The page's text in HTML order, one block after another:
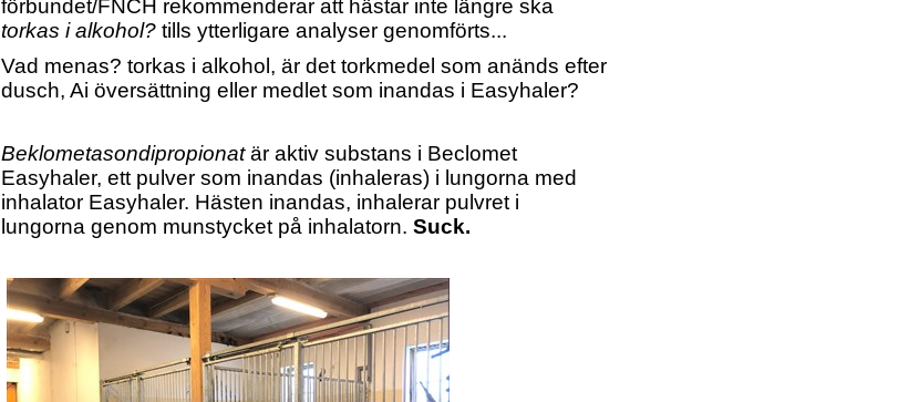
förbundet/FNCH rekommenderar att hästar inte längre ska
torkas i alkohol? tills ytterligare analyser genomförts...
Vad menas? torkas i alkohol, är det torkmedel som anänds efter
dusch, Ai översättning eller medlet som inandas i Easyhaler?
Beklometasondipropionatär aktiv substans i Beclomet
Easyhaler, ett pulver som inandas (inhaleras) i lungorna med
inhalator Easyhaler. Hästen inandas, inhalerar pulvret i
lungorna genom munstycket på inhalatorn. Suck.